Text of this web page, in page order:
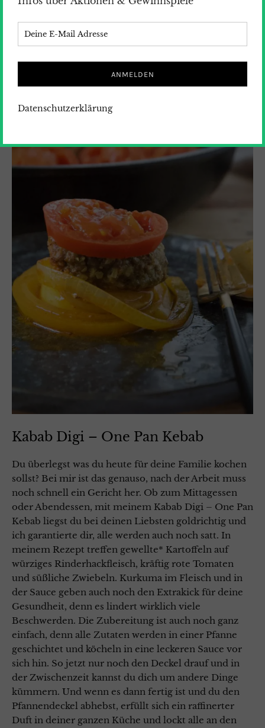
Kabab Digi – One Pan Kebab
Du überlegst was du heute für deine Familie kochen
sollst? Bei mir ist das genauso, nach der Arbeit muss
noch schnell ein Gericht her. Ob zum Mittagessen
oder Abendessen, mit meinem Kabab Digi – One Pan
Kebab liegst du bei deinen Liebsten goldrichtig und
ich garantierte dir, alle werden auch noch satt. In
meinem Rezept treffen gewellte* Kartoffeln auf
würziges Rinderhackfleisch, kräftig rote Tomaten
und süßliche Zwiebeln. Kurkuma im Fleisch und in
der Sauce geben auch noch den Extrakick für deine
Gesundheit, denn es lindert wirklich viele
Beschwerden. Die Zubereitung ist auch noch ganz
einfach, denn alle Zutaten werden in einer Pfanne
geschichtet und köcheln in eine leckeren Sauce vor
sich hin. So jetzt nur noch den Deckel drauf und in
der Zwischenzeit kannst du dich um andere Dinge
kümmern. Und wenn es dann fertig ist und du den
Pfannendeckel abhebst, erfüllt sich ein raffinerter
Duft in deiner ganzen Küche und lockt alle an den
Datenschutzerklärung